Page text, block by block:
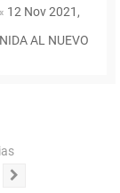
« 12 Nov 2021,
AL NUEVO